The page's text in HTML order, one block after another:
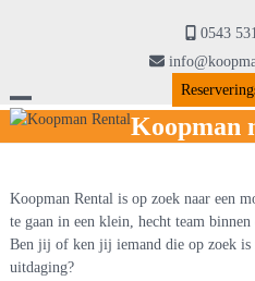
0543
Open
menu
Close
menu
Koopman
Koopman Rental is op zoek naar een
te gaan in een klein, hecht team binnen
Ben jij of ken jij iemand die op zoek is
uitdaging?